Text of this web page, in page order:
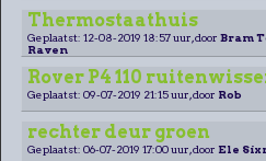
Thermostaathuis
Geplaatst: 12-08-2019 18:57 uur, door Bram
Raven
Rover P4 110
Geplaatst: 09-07-2019 21:15 uur, door Rob
rechter deur groen
Geplaatst: 06-07-2019 17:00 uur, door Ele